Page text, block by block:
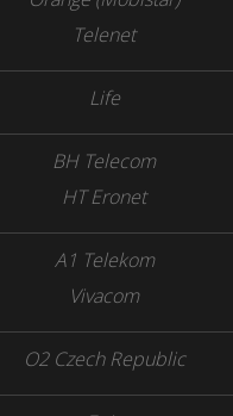
Telenet
Life
BH Telecom
HT Eronet
A1 Telekom
Vivacom
O2 Czech Republic